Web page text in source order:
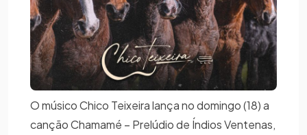
O músico Chico Teixeira lança no domingo (18) a
canção Chamamé – Prelúdio de Índios Ventenas,